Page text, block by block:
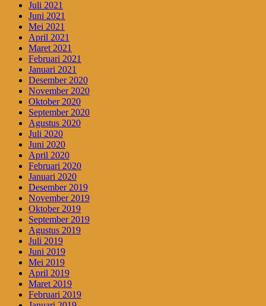
Juli 2021
Juni 2021
Mei 2021
April 2021
Maret 2021
Februari 2021
Januari 2021
Desember 2020
November 2020
Oktober 2020
September 2020
Agustus 2020
Juli 2020
Juni 2020
April 2020
Februari 2020
Januari 2020
Desember 2019
November 2019
Oktober 2019
September 2019
Agustus 2019
Juli 2019
Juni 2019
Mei 2019
April 2019
Maret 2019
Februari 2019